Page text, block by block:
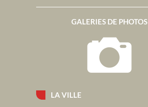
LA VILLE
GALERIES DE PHOTOS